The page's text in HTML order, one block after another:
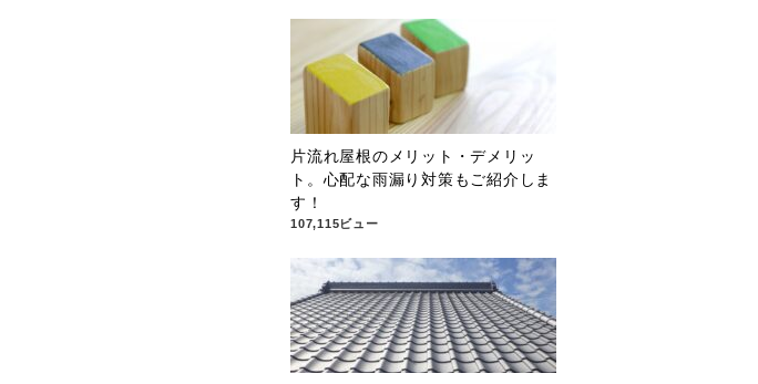
片流れ屋根のメリット・デメリッ
ト。心配な雨漏り対策もご紹介しま
す！
107,115ビュー